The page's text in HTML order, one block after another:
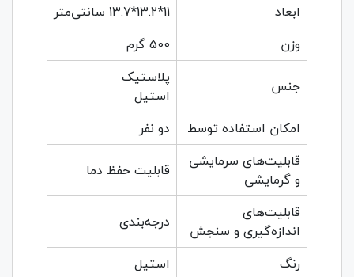
ابعاد
11*13.2*13.7 سانتی‌متر
وزن
500 گرم
جنس
پلاستیک
استیل
امکان استفاده توسط
دو نفر
قابلیت‌های سرمایشی
و گرمایشی
قابلیت حفظ دما
قابلیت‌های
اندازه‌گیری و سنجش
درجه‌بندی
رنگ
استیل